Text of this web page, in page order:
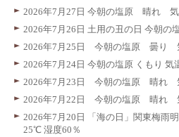
2026年7月27日 今朝の塩原 晴れ
2026年7月26日 土用の丑の日 今朝の
2026年7月25日 今朝の塩原 曇り
2026年7月24日 今朝の塩原 くもり 気
2026年7月23日 今朝の塩原 晴れ
2026年7月22日 今朝の塩原 晴れ
2026年7月20日 「海の日」関東梅
25℃ 湿度60％